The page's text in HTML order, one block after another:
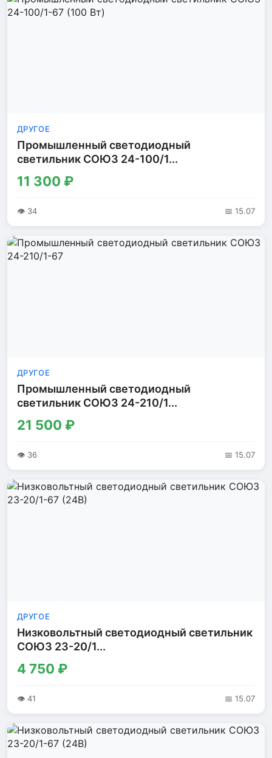
ДРУГОЕ
Промышленный светодиодный
светильник СОЮЗ 24-100/1...
11 300 ₽
👁 34 📅 15.07
ДРУГОЕ
Промышленный светодиодный
светильник СОЮЗ 24-210/1...
21 500 ₽
👁 36 📅 15.07
ДРУГОЕ
Низковольтный светодиодный светильник
СОЮЗ 23-20/1...
4 750 ₽
👁 41 📅 15.07